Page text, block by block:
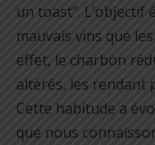
un toast”.
mauvais vins que
effet, le charbon
altérés, les rendant
Cette habitude a
que nous